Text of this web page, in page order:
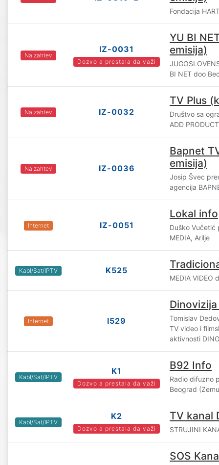
Fondacija
Na zahtev
IZ-0031
Dozvola prestala da važi
YU BI
emisija)
BI NET doo
Na zahtev IZ-0032
TV Plus
Društvo sa
ADD
Na zahtev IZ-0036
Bapnet
emisija)
Josip Švec
agencija
Internet IZ-0051
Lokal info
Duško Vučetić
MEDIA, Arilje
Kabl/Sat/IPTV K525
MEDIA VIDEO
Internet I529
Tomislav
TV video i
aktivnosti
Kabl/Sat/IPTV
K1
Dozvola prestala da važi
B92 Info
Radio difuzno
Beograd
Kabl/Sat/IPTV
K2
Dozvola prestala da važi
TV kanal
STRUJINI
SOS